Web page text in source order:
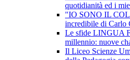
quotidianità ed i
"IO SONO IL
incredibile di Carlo
Le sfide LINGUA
millennio: nuove
Il Liceo Scienze